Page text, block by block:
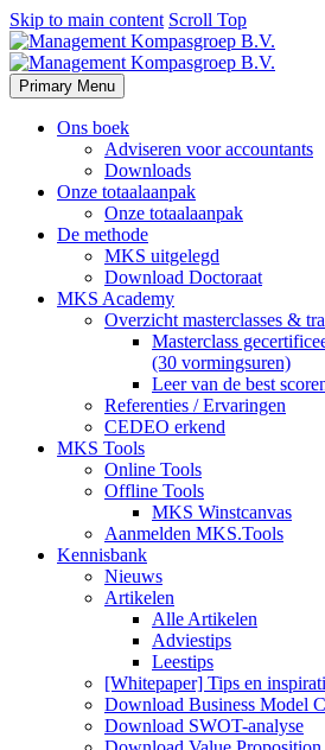
Skip to main content Scroll Top
Primary Menu
Ons boek
Adviseren voor accountants
Downloads
Onze totaalaanpak
Onze totaalaanpak
De methode
MKS uitgelegd
Download Doctoraat
MKS Academy
Overzicht masterclasses &
Masterclass
(30 vormingsuren)
Leer van de best
Referenties / Ervaringen
CEDEO erkend
MKS Tools
Online Tools
Offline Tools
MKS Winstcanvas
Aanmelden MKS.Tools
Kennisbank
Nieuws
Artikelen
Alle Artikelen
Adviestips
Leestips
[Whitepaper] Tips en
Download Business Model
Download SWOT-analyse